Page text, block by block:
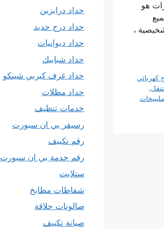
هو
،
كهربائي
,
حداد درابزين
حداد درج حديد
حداد ديوانيات
حداد شبابيك
حداد غرف كيربي شينكو
حداد مظلات
خدمات تنظيف
رسيفر بي ان سبورت
رقم تكييف
رقم خدمة بي ان سبورت
ستلايت
شفاطات مطابخ
صالونات حلاقة
صيانة تكييف